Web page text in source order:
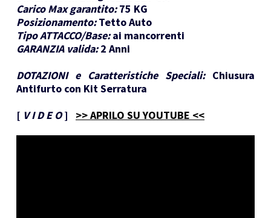
Carico Max garantito: 75 KG
Posizionamento: Tetto Auto
Tipo ATTACCO/Base: ai mancorrenti
GARANZIA valida: 2 Anni
DOTAZIONI e Caratteristiche Speciali: Chiusura
Antifurto con Kit Serratura
[ V I D E O] >> APRILO SU YOUTUBE <<